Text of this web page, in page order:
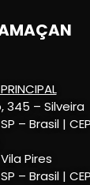
345 – Silveira
– Brasil |
Pires
– Brasil |